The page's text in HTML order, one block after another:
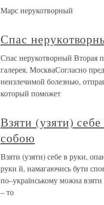
Марс нерукотворный
Спас
Спас нерукотворный Вторая
галерея, МоскваСогласно
неизлечимой болезнью,
который поможет
Взяти (узяти)
собою
Взяти (узяти) себе в руки,
руки й, намагаючись бути
по–українському можна
– то